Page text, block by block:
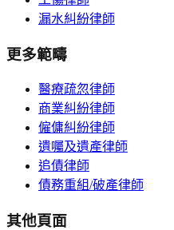
漏水糾紛律師
更多範疇
醫療疏忽律師
商業糾紛律師
僱傭糾紛律師
遺囑及遺產律師
追債律師
債務重組/破產律師
其他頁面